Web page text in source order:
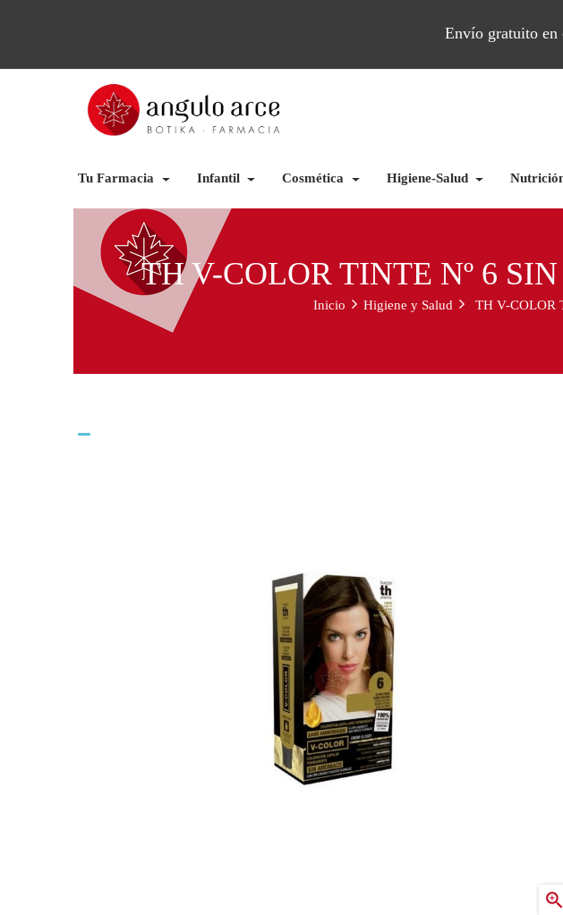
Envío gratuito en
Tu Farmacia Infantil Cosmética Higiene-Salud
TH V-COLOR TINTE Nº 6
Inicio Higiene y Salud TH V-COLOR
